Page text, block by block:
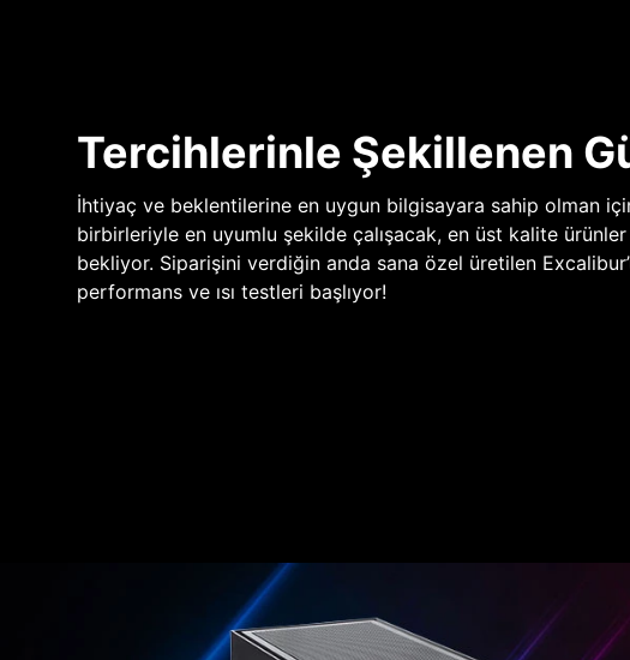
Tercihlerinle Şekillenen
İhtiyaç ve beklentilerine en uygun bilgisayara sahip olman
birbirleriyle en uyumlu şekilde çalışacak, en üst kalite
bekliyor. Siparişini verdiğin anda sana özel üretilen
performans ve ısı testleri başlıyor!